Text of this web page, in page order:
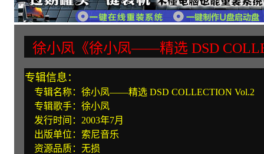
徐小凤《徐小凤——精选 DSD
专辑信息：
专辑名称：徐小凤——精选 DSD COLLECTION Vol.2
专辑歌手：徐小凤
发行时间：2003年7月
出版单位：索尼音乐
资源品质：无损